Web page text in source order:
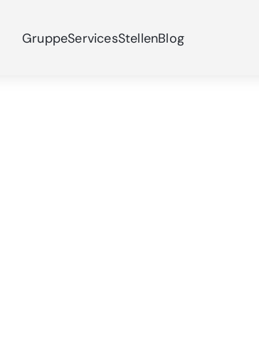
GruppeServicesStellenBlog